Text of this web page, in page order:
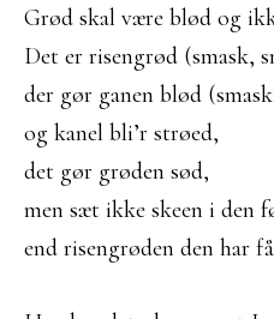
Grød skal være blød og
Det er risengrød (smask,
der gør ganen blød
og kanel bli’r strøed,
det gør grøden sød,
men sæt ikke skeen i den
end risengrøden den har